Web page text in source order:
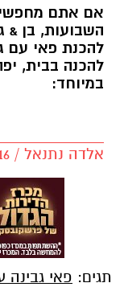
אם אתם
השבועות, בן &
להכנת פאי עם
להכנה בבית,
במיוחד:
אלדה נתנאל / 09:16 02.06.24
תגים: פאי גבינה